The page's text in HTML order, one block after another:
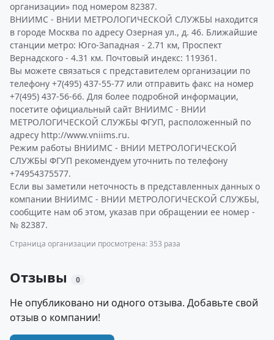
организации» под номером 82387.
ВНИИМС - ВНИИ МЕТРОЛОГИЧЕСКОЙ СЛУЖБЫ находится
в городе Москва по адресу Озерная ул., д. 46. Ближайшие
станции метро: Юго-Западная - 2.71 км, Проспект
Вернадского - 4.31 км. Почтовый индекс: 119361.
Вы можете связаться с представителем организации по
телефону +7(495) 437-55-77 или отправить факс на номер
+7(495) 437-56-66. Для более подробной информации,
посетите официальный сайт ВНИИМС - ВНИИ
МЕТРОЛОГИЧЕСКОЙ СЛУЖБЫ ФГУП, расположенный по
адресу http://www.vniims.ru.
Режим работы ВНИИМС - ВНИИ МЕТРОЛОГИЧЕСКОЙ
СЛУЖБЫ ФГУП рекомендуем уточнить по телефону
+74954375577.
Если вы заметили неточность в представленных данных о
компании ВНИИМС - ВНИИ МЕТРОЛОГИЧЕСКОЙ СЛУЖБЫ,
сообщите нам об этом, указав при обращении ее номер -
№ 82387.
Страница организации просмотрена: 353 раза
Отзывы 0
Не опубликовано ни одного отзыва. Добавьте свой
отзыв о компании!